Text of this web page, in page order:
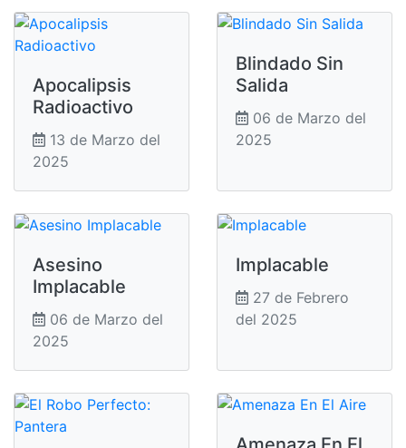
Apocalipsis
Radioactivo
13 de Marzo del
2025
Blindado Sin
Salida
06 de Marzo del
2025
Asesino
Implacable
06 de Marzo del
2025
Implacable
27 de Febrero
del 2025